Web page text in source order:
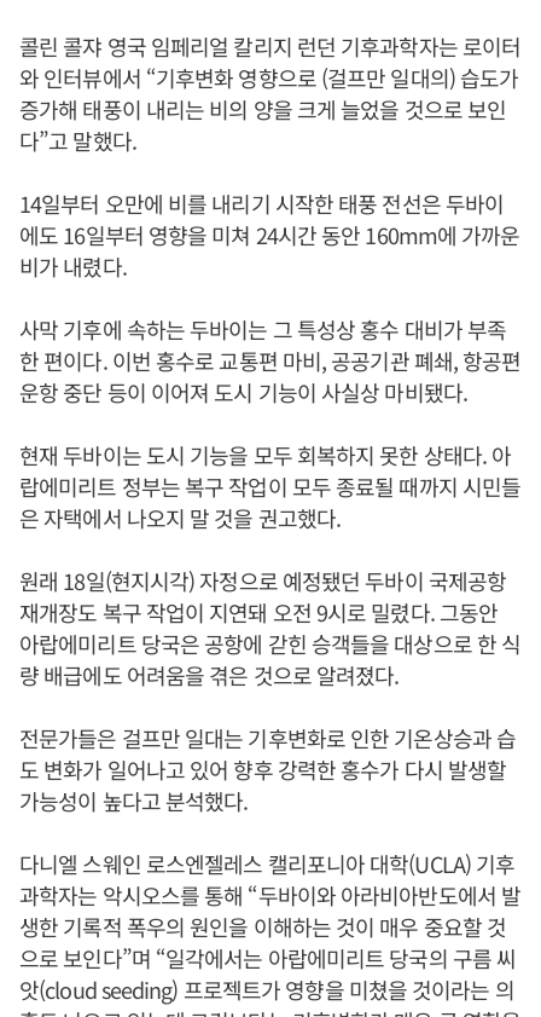
콜린 콜쟈 영국 임페리얼 칼리지 런던 기후과학자는 로이터
와 인터뷰에서 “기후변화 영향으로 (걸프만 일대의) 습도가
증가해 태풍이 내리는 비의 양을 크게 늘었을 것으로 보인
다”고 말했다.
14일부터 오만에 비를 내리기 시작한 태풍 전선은 두바이
에도 16일부터 영향을 미쳐 24시간 동안 160mm에 가까운
비가 내렸다.
사막 기후에 속하는 두바이는 그 특성상 홍수 대비가 부족
한 편이다. 이번 홍수로 교통편 마비, 공공기관 폐쇄, 항공편
운항 중단 등이 이어져 도시 기능이 사실상 마비됐다.
현재 두바이는 도시 기능을 모두 회복하지 못한 상태다. 아
랍에미리트 정부는 복구 작업이 모두 종료될 때까지 시민들
은 자택에서 나오지 말 것을 권고했다.
원래 18일(현지시각) 자정으로 예정됐던 두바이 국제공항
재개장도 복구 작업이 지연돼 오전 9시로 밀렸다. 그동안
아랍에미리트 당국은 공항에 갇힌 승객들을 대상으로 한 식
량 배급에도 어려움을 겪은 것으로 알려졌다.
전문가들은 걸프만 일대는 기후변화로 인한 기온상승과 습
도 변화가 일어나고 있어 향후 강력한 홍수가 다시 발생할
가능성이 높다고 분석했다.
다니엘 스웨인 로스엔젤레스 캘리포니아 대학(UCLA) 기후
과학자는 악시오스를 통해 “두바이와 아라비아반도에서 발
생한 기록적 폭우의 원인을 이해하는 것이 매우 중요할 것
으로 보인다”며 “일각에서는 아랍에미리트 당국의 구름 씨
앗(cloud seeding) 프로젝트가 영향을 미쳤을 것이라는 의